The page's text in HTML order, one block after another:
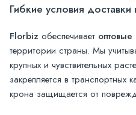
Гибкие условия
Florbiz обеспечивает оптовые
территории страны. Мы
крупных и чувствительных
закрепляется в транспортных
крона защищается от